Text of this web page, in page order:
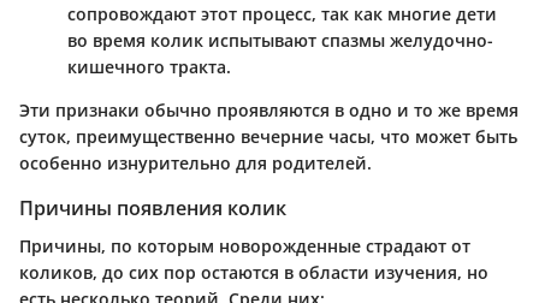
сопровождают этот процесс, так как многие дети
во время колик испытывают спазмы желудочно-
кишечного тракта.
Эти признаки обычно проявляются в одно и то же время
суток, преимущественно вечерние часы, что может быть
особенно изнурительно для родителей.
Причины появления колик
Причины, по которым новорожденные страдают от
коликов, до сих пор остаются в области изучения, но